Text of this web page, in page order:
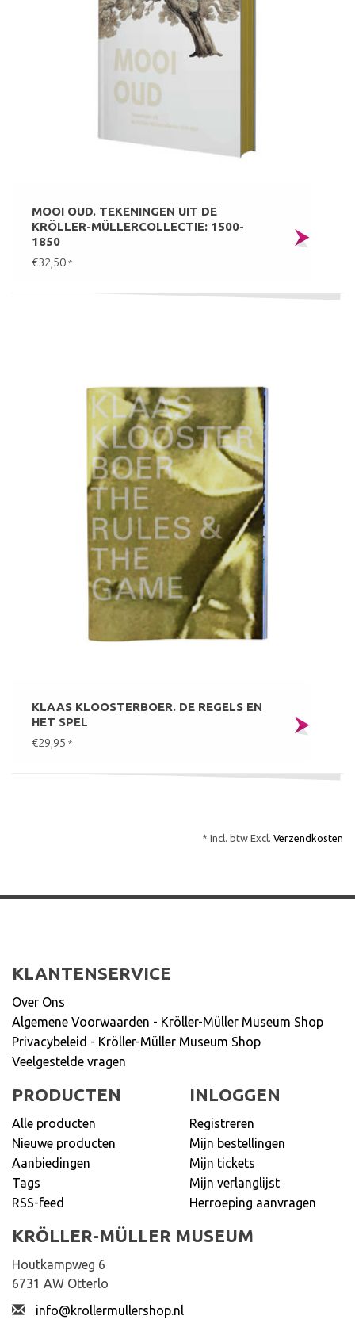
MOOI OUD. TEKENINGEN UIT DE
KRÖLLER-MÜLLERCOLLECTIE: 1500-
1850
€32,50 *
KLAAS KLOOSTERBOER. DE REGELS EN
HET SPEL
€29,95 *
* Incl. btw Excl. Verzendkosten
KLANTENSERVICE
Over Ons
Algemene Voorwaarden - Kröller-Müller Museum Shop
Privacybeleid - Kröller-Müller Museum Shop
Veelgestelde vragen
PRODUCTEN
Alle producten
Nieuwe producten
Aanbiedingen
Tags
RSS-feed
INLOGGEN
Registreren
Mijn bestellingen
Mijn tickets
Mijn verlanglijst
Herroeping aanvragen
KRÖLLER-MÜLLER MUSEUM
Houtkampweg 6
6731 AW Otterlo
info@krollermullershop.nl